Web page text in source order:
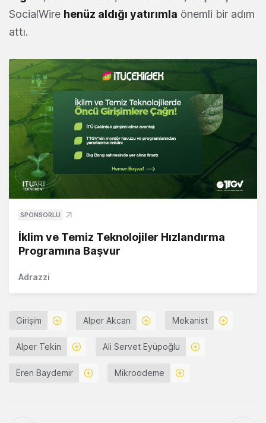
SocialWire henüz aldığı yatırımla önemli bir adım
attı.
SPONSORLU
İklim ve Temiz Teknolojiler Hızlandırma
Programına Başvur
Adrazzi
Girişim Alper Akcan Mekanist
Alper Tekin Ali Servet Eyüpoğlu
Eren Baydemir Mikroodeme